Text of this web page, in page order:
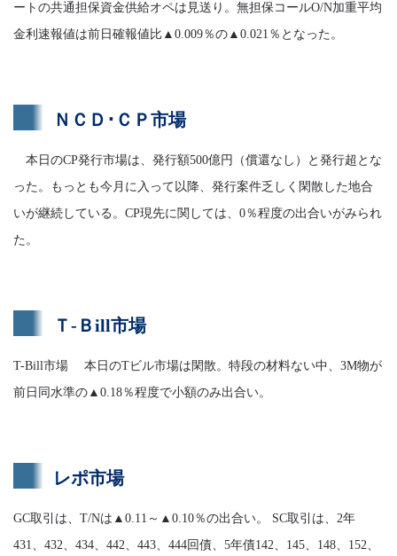
ートの共通担保資金供給オペは見送り。無担保コールO/N加重平均
金利速報値は前日確報値比▲0.009％の▲0.021％となった。
ＮＣＤ･ＣＰ市場
本日のCP発行市場は、発行額500億円（償還なし）と発行超とな
った。もっとも今月に入って以降、発行案件乏しく閑散した地合
いが継続している。CP現先に関しては、0％程度の出合いがみられ
た。
Ｔ-Ｂill市場
T-Bill市場 本日のTビル市場は閑散。特段の材料ない中、3M物が
前日同水準の▲0.18％程度で小額のみ出合い。
レポ市場
GC取引は、T/Nは▲0.11～▲0.10％の出合い。 SC取引は、2年
431、432、434、442、443、444回債、5年債142、145、148、152、